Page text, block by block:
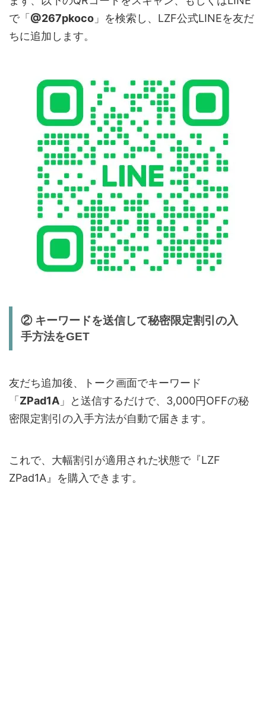
モバイル通
4G LTE対応 / SIMフリー
対応バンド
FDD-LTE：
B1/2/3/4/5/7/8/18/19/20/26/28AB
TDD-LTE：B38/39/40/41
2.4GHz / 5GHz デュアルバンドWi-Fi
Bluetooth Bluetooth 5.2
センサー
6軸ジャイロセンサー、地磁気センサー、
光センサー
位置情報 GPS衛星測位システム対応
スピーカー Smart PAステレオスピーカー
AI機能 Gemini AI対応
で「 @267pkoco 」を検索し、LZF公式LINEを友だ
ちに追加します。
② キーワードを送信して秘密限定割引の入
手方法をGET
友だち追加後、トーク画面でキーワード
「 ZPad1A 」と送信するだけで、3,000円OFFの秘
密限定割引の入手方法が自動で届きます。
これで、大幅割引が適用された状態で『LZF
ZPad1A』を購入できます。